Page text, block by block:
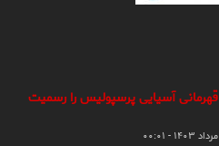
سایت AFC قهرمانی آسیایی پرسپولیس را رسمیت